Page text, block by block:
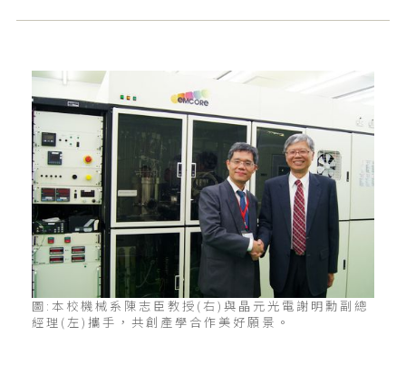
圖:本校機械系陳志臣教授(右)與晶元光電謝明勳副總
經理(左)攜手，共創產學合作美好願景。